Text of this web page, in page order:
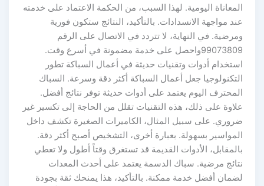
المعاناة اليومية. لهذا السبب، من الحكمة الاعتماد على خدمته
عند مواجهة الانسدادات. بالتأكيد، النتائج ستكون فورية
ومرضية. في النهاية، لا تتردد في الاتصال على الرقم
99073809واحصل على خدمة مضمونة في أسرع وقت.
استخدام أدوات وتقنيات حديثة في أعمال السباكة تطور
التكنولوجيا جعل أعمال السباكة أكثر دقة وسرعة. السباك
المحترف اليوم يعتمد على أدوات حديثة توفر نتائج أفضل.
علاوة على ذلك، هذه التقنيات تقلل من الحاجة إلى تكسير غير
ضروري. على سبيل المثال، الكاميرات الصغيرة تكشف داخل
المواسير بسهولة. بعبارة أخرى، التشخيص أصبح أكثر دقة.
بالمقابل، الأدوات القديمة قد تستغرق وقتاً أطول ولا تعطي
نتائج مرضية. سباك الدسمة يعتمد على أحدث المعدات
لضمان أفضل خدمة ممكنة. بالتأكيد، هذا يمنحك ثقة بجودة